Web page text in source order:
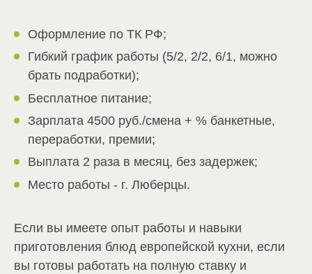
Оформление по ТК РФ;
Гибкий график работы (5/2, 2/2, 6/1, можно
брать подработки);
Бесплатное питание;
Зарплата 4500 руб./смена + % банкетные,
переработки, премии;
Выплата 2 раза в месяц, без задержек;
Место работы - г. Люберцы.
Если вы имеете опыт работы и навыки
приготовления блюд европейской кухни, если
вы готовы работать на полную ставку и